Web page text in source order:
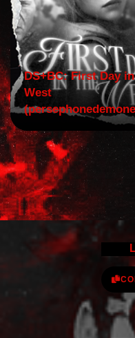
DS+BC: First Day
West